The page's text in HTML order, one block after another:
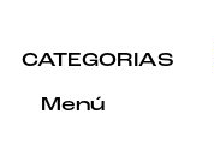
CATEGORIAS
Menú